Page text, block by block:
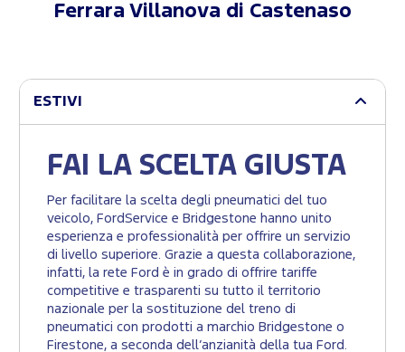
Ferrara Villanova di Castenaso
ESTIVI
FAI LA SCELTA GIUSTA
Per facilitare la scelta degli pneumatici del tuo
veicolo, FordService e Bridgestone hanno unito
esperienza e professionalità per offrire un servizio
di livello superiore. Grazie a questa collaborazione,
infatti, la rete Ford è in grado di offrire tariffe
competitive e trasparenti su tutto il territorio
nazionale per la sostituzione del treno di
pneumatici con prodotti a marchio Bridgestone o
Firestone, a seconda dell’anzianità della tua Ford.